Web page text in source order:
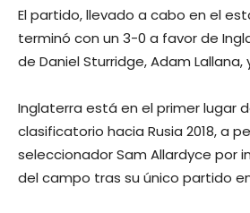
El partido, llevado a cabo en el
terminó con un 3-0 a favor de
de Daniel Sturridge, Adam Lallana,
Inglaterra está en el primer lugar
clasificatorio hacia Rusia 2018, a
seleccionador Sam Allardyce por
del campo tras su único partido